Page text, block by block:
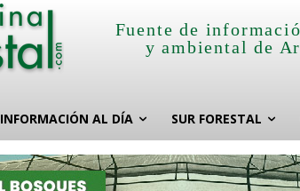
Fuente de
y ambiental de
INFORMACIÓN AL DÍA SUR FORESTAL